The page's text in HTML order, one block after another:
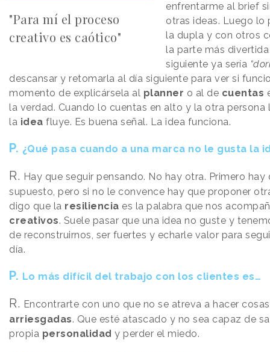
"Para mí el proceso
creativo es caótico"
enfrentarme al brief
otras ideas. Luego lo
la dupla y con otros
la parte más
siguiente ya sería
descansar y retomarla al día siguiente para ver si
momento de explicársela al planner o al de cuentas
la verdad. Cuando lo cuentas en alto y la otra persona
la idea fluye. Es buena señal. La idea funciona.
P. ¿Qué pasa cuando a una marca no le gusta la
R. Hay que seguir pensando. No hay otra. Primero
supuesto, pero si no le convence hay que proponer
digo que la resiliencia es la palabra que nos
creativos. Suele pasar que una idea no guste y
de reconstruirnos, ser fuertes y echarle valor para
día.
P. Lo más difícil del trabajo con los clientes es…
R. Encontrarte con uno que no se atreva a hacer
arriesgadas. Que esté atascado y no sea capaz de
propia personalidad y perder el miedo.